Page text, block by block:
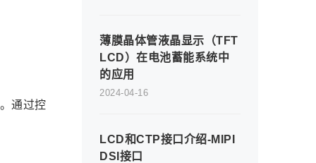
通过控
薄膜晶体管液晶显示（TFT
LCD）在电池蓄能系统中
的应用
2024-04-16
LCD和CTP接口介绍-MIPI
DSI接口